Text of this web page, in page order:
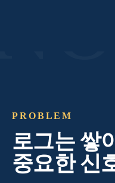
PROBLEM
로그는 쌓
중요한 신